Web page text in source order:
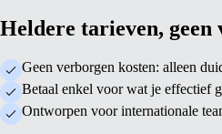
Heldere tarieven, geen
Geen verborgen kosten: alleen
Betaal enkel voor wat je effectief
Ontworpen voor internationale